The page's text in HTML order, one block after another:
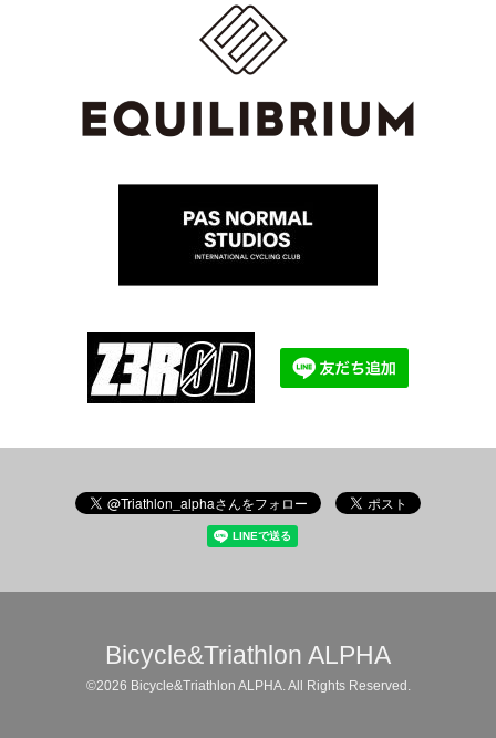
Bicycle&Triathlon ALPHA
©2026 Bicycle&Triathlon ALPHA. All Rights Reserved.